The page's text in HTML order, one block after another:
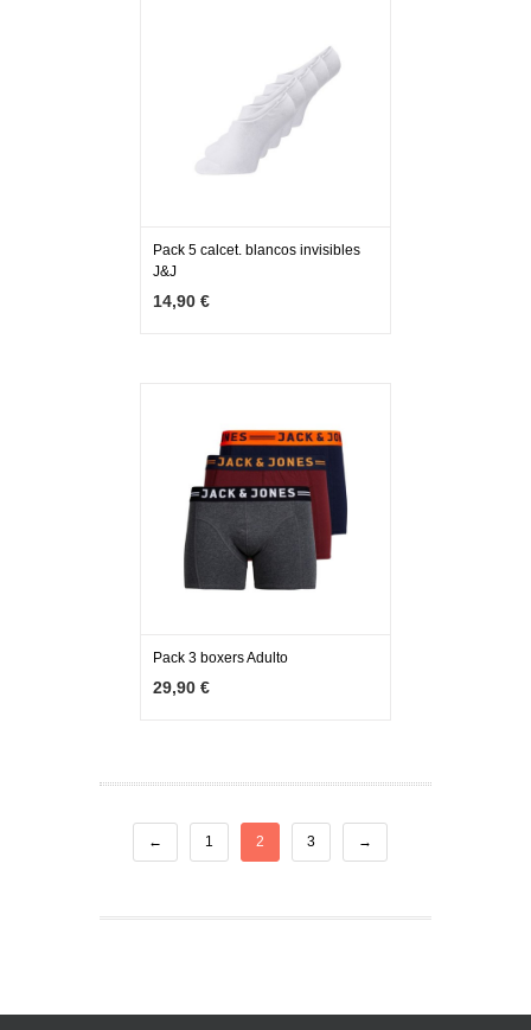
AÑADIR
Pack 5 calcet. blancos invisibles
J&J
14,90 €
VER OPCIONES
Pack 3 boxers Adulto
29,90 €
← 1 2 3 →